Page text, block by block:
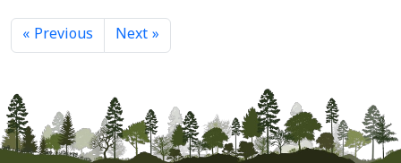
« Previous Next »